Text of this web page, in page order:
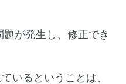
が発生し、修正でき
いるということは、